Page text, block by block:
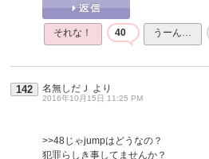
それな！ 40 うーん…
142 名無しだＪ より
2016年10月15日 11:25 PM
>>48じゃjumpはどうなの？
犯罪らしき事してませんか？